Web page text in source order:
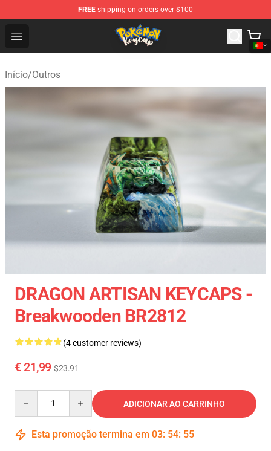
FREE shipping on orders over $100
Open menu
Pokemon Keycap Shop - The Best Store of Pokemon
Início/Outros
DRAGON ARTISAN KEYCAPS -
Breakwooden BR2812
(4 customer reviews)
€ 21,99 $23.91
ADICIONAR AO CARRINHO
Esta promoção termina em 03: 54: 55